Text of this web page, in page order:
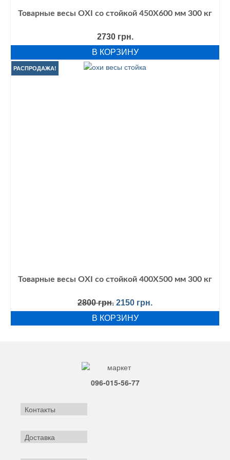
Товарные весы OXI со стойкой 450Х600 мм 300 кг
2730 грн.
В КОРЗИНУ
РАСПРОДАЖА!
Товарные весы OXI со стойкой 400Х500 мм 300 кг
2800грн. Первоначальная
цена
составляла
2150 грн.
цена:
В КОРЗИНУ
096-015-56-77
Контакты
Доставка